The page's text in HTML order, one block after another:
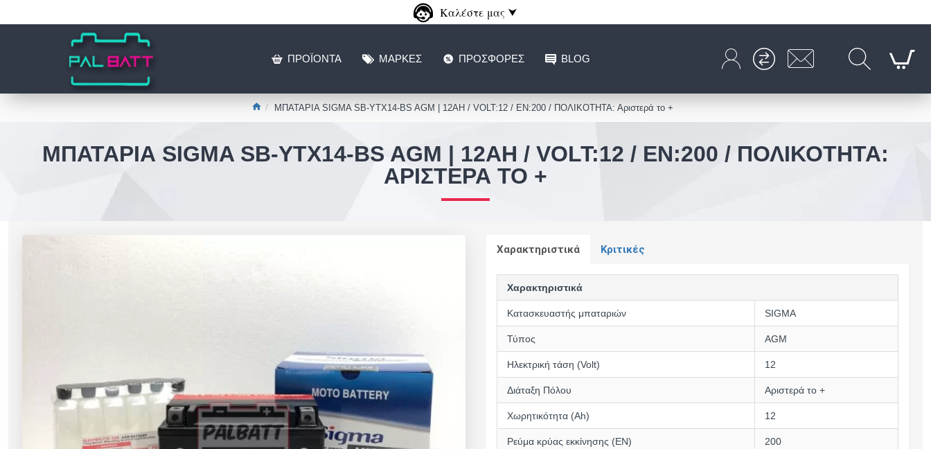
Καλέστε μας ⮟
ΠΡΟΪΌΝΤΑ ΜΆΡΚΕΣ ΠΡΟΣΦΟΡΈΣ BLOG
ΜΠΑΤΑΡΙΑ SIGMA SB-YTX14-BS AGM | 12AH / VOLT:12 / EN:200 / ΠΟΛΙΚΟΤΗΤΑ: Αριστερά το +
ΜΠΑΤΑΡΙΑ SIGMA SB-YTX14-BS AGM | 12AH / VOLT:12 / EN:200 / ΠΟΛΙΚΟΤΗΤΑ:
ΑΡΙΣΤΕΡΆ ΤΟ +
Χαρακτηριστικά Κριτικές
Χαρακτηριστικά
Κατασκευαστής μπαταριών SIGMA
Τύπος AGM
Ηλεκτρική τάση (Volt) 12
Διάταξη Πόλου Αριστερά το +
Χωρητικότητα (Αh) 12
Ρεύμα κρύας εκκίνησης (EN) 200